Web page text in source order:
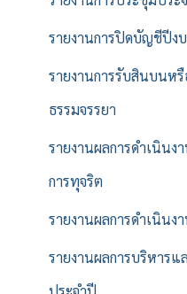
รายงานการปิดบัญชีปีง
รายงานการรับสินบนห
ธรรมจรรยา
รายงานผลการดำเนิน
การทุจริต
รายงานผลการดำเนินง
รายงานผลการบริหาร